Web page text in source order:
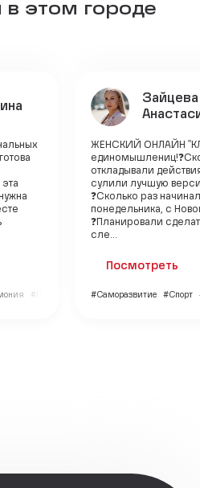
в этом городе
#Личный бренд
Зайцева
ЖЕНСКИЙ ОНЛАЙН
откладывали
сулили лучшую
❓Сколько раз
понедельника, с
❓Планировали
сле...
Посмотреть
#Саморазвитие #Спорт